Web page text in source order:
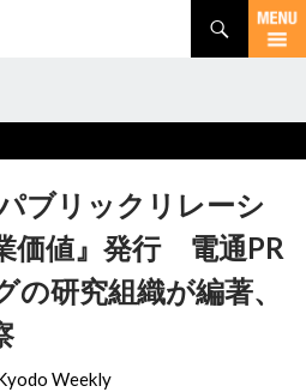
ブリックリレーシ
価値』発行 電通PR
研究組織が編著、
Weekly